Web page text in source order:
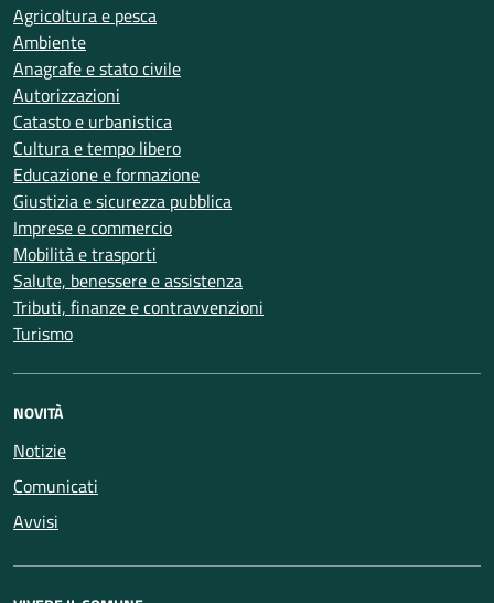
Agricoltura e pesca
Ambiente
Anagrafe e stato civile
Autorizzazioni
Catasto e urbanistica
Cultura e tempo libero
Educazione e formazione
Giustizia e sicurezza pubblica
Imprese e commercio
Mobilità e trasporti
Salute, benessere e assistenza
Tributi, finanze e contravvenzioni
Turismo
NOVITÀ
Notizie
Comunicati
Avvisi